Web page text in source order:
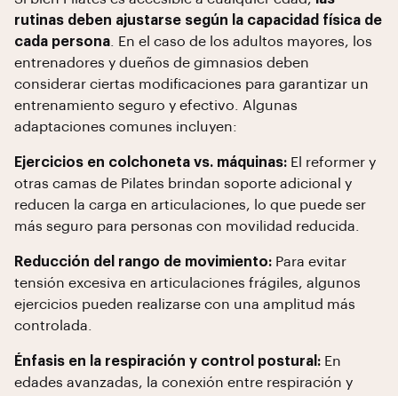
rutinas deben ajustarse según la capacidad física de
cada persona . En el caso de los adultos mayores, los
entrenadores y dueños de gimnasios deben
considerar ciertas modificaciones para garantizar un
entrenamiento seguro y efectivo. Algunas
adaptaciones comunes incluyen:
Ejercicios en colchoneta vs. máquinas: El reformer y
otras camas de Pilates brindan soporte adicional y
reducen la carga en articulaciones, lo que puede ser
más seguro para personas con movilidad reducida.
Reducción del rango de movimiento: Para evitar
tensión excesiva en articulaciones frágiles, algunos
ejercicios pueden realizarse con una amplitud más
controlada.
Énfasis en la respiración y control postural: En
edades avanzadas, la conexión entre respiración y